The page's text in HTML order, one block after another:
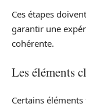
Ces étapes
garantir une
cohérente.
Les éléments
Certains